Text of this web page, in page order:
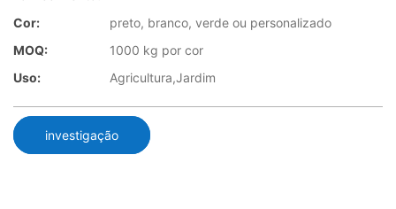
Cor:
preto, branco, verde ou personalizado
MOQ:
1000 kg por cor
Uso:
Agricultura,Jardim
investigação